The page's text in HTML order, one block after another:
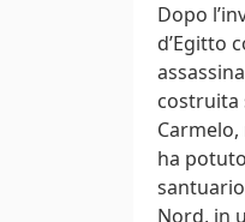
Dopo
d’Egitto
costruita
ha
Nord, in